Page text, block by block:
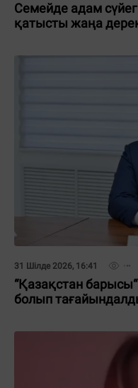
Семейде адам
қатысты жаңа
31 Шілде 2026, 16:41
“Қазақстан
болып